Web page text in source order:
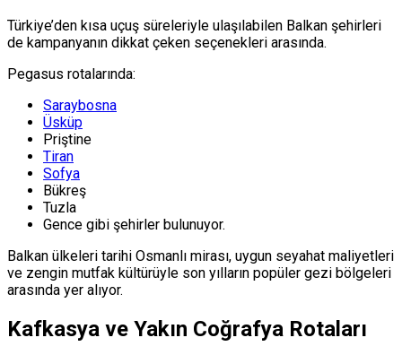
Türkiye’den kısa uçuş süreleriyle ulaşılabilen Balkan şehirleri
de kampanyanın dikkat çeken seçenekleri arasında.
Pegasus rotalarında:
Saraybosna
Üsküp
Priştine
Tiran
Sofya
Bükreş
Tuzla
Gence gibi şehirler bulunuyor.
Balkan ülkeleri tarihi Osmanlı mirası, uygun seyahat maliyetleri
ve zengin mutfak kültürüyle son yılların popüler gezi bölgeleri
arasında yer alıyor.
Kafkasya ve Yakın Coğrafya Rotaları